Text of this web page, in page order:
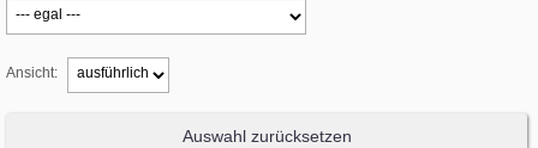
Ansicht:
Auswahl zurücksetzen